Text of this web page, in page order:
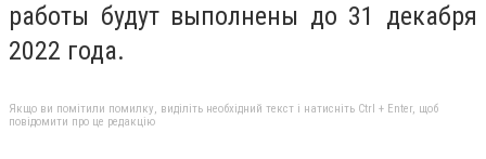
работы будут выполнены до 31 декабря
2022 года.
Якщо ви помітили помилку, виділіть необхідний текст і натисніть Ctrl + Enter, щоб
повідомити про це редакцію